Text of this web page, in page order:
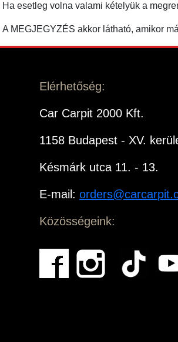
Ha esetleg volna valami kételyük a
A MEGJEGYZÉS akkor látható, amikor
Elérhetőség:
Car Carpit 2000 Kft.
1158 Budapest - XV.
Késmárk utca 11. - 13.
E-mail:
Közösségeink: